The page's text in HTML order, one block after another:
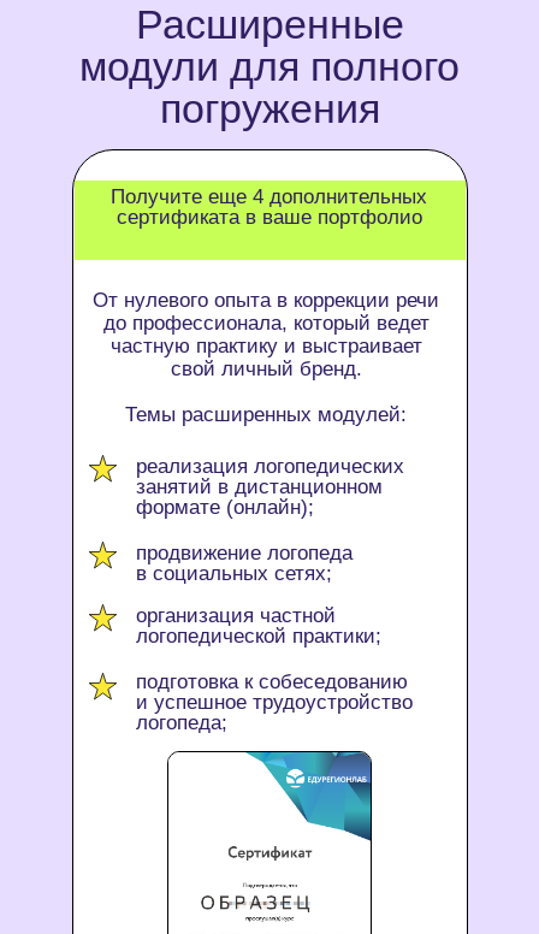
Расширенные
модули для полного
погружения
Получите еще 4 дополнительных
сертификата в ваше портфолио
От нулевого опыта в коррекции речи
до профессионала, который ведет
частную практику и выстраивает
свой личный бренд.
Темы расширенных модулей:
реализация логопедических
занятий в дистанционном
формате (онлайн);
продвижение логопеда
в социальных сетях;
организация частной
логопедической практики;
подготовка к собеседованию
и успешное трудоустройство
логопеда;